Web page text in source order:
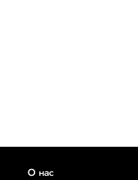
О нас